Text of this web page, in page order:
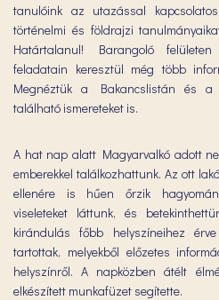
tanulóink az utazással
történelmi és földrajzi
Határtalanul! Barangoló
feladatain keresztül még több
Megnéztük a Bakancslistán és a
található ismereteket is.
A hat nap alatt Magyarvalkó adott
emberekkel találkozhattunk. Az ott
ellenére is hűen őrzik
viseleteket láttunk, és
kirándulás főbb helyszíneihez
tartottak, melyekből előzetes
helyszínről. A napközben átélt
elkészített munkafüzet segítette.